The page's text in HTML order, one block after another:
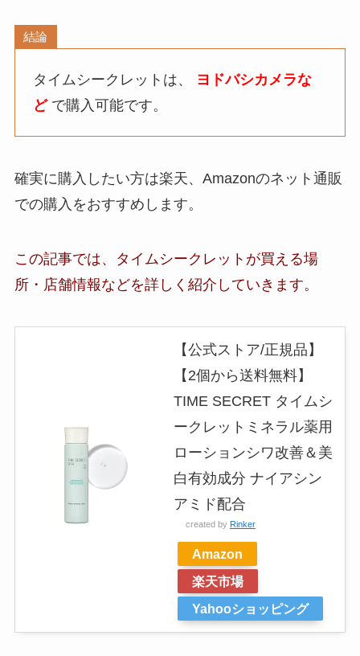
結論
タイムシークレットは、 ヨドバシカメラな
どで購入可能です。
確実に購入したい方は楽天、Amazonのネット通販
での購入をおすすめします。
この記事では、タイムシークレットが買える場
所・店舗情報などを詳しく紹介していきます。
【公式ストア/正規品】
【2個から送料無料】
TIME SECRET タイムシ
ークレットミネラル薬用
ローションシワ改善＆美
白有効成分 ナイアシン
アミド配合
created by Rinker
Amazon
楽天市場
Yahooショッピング